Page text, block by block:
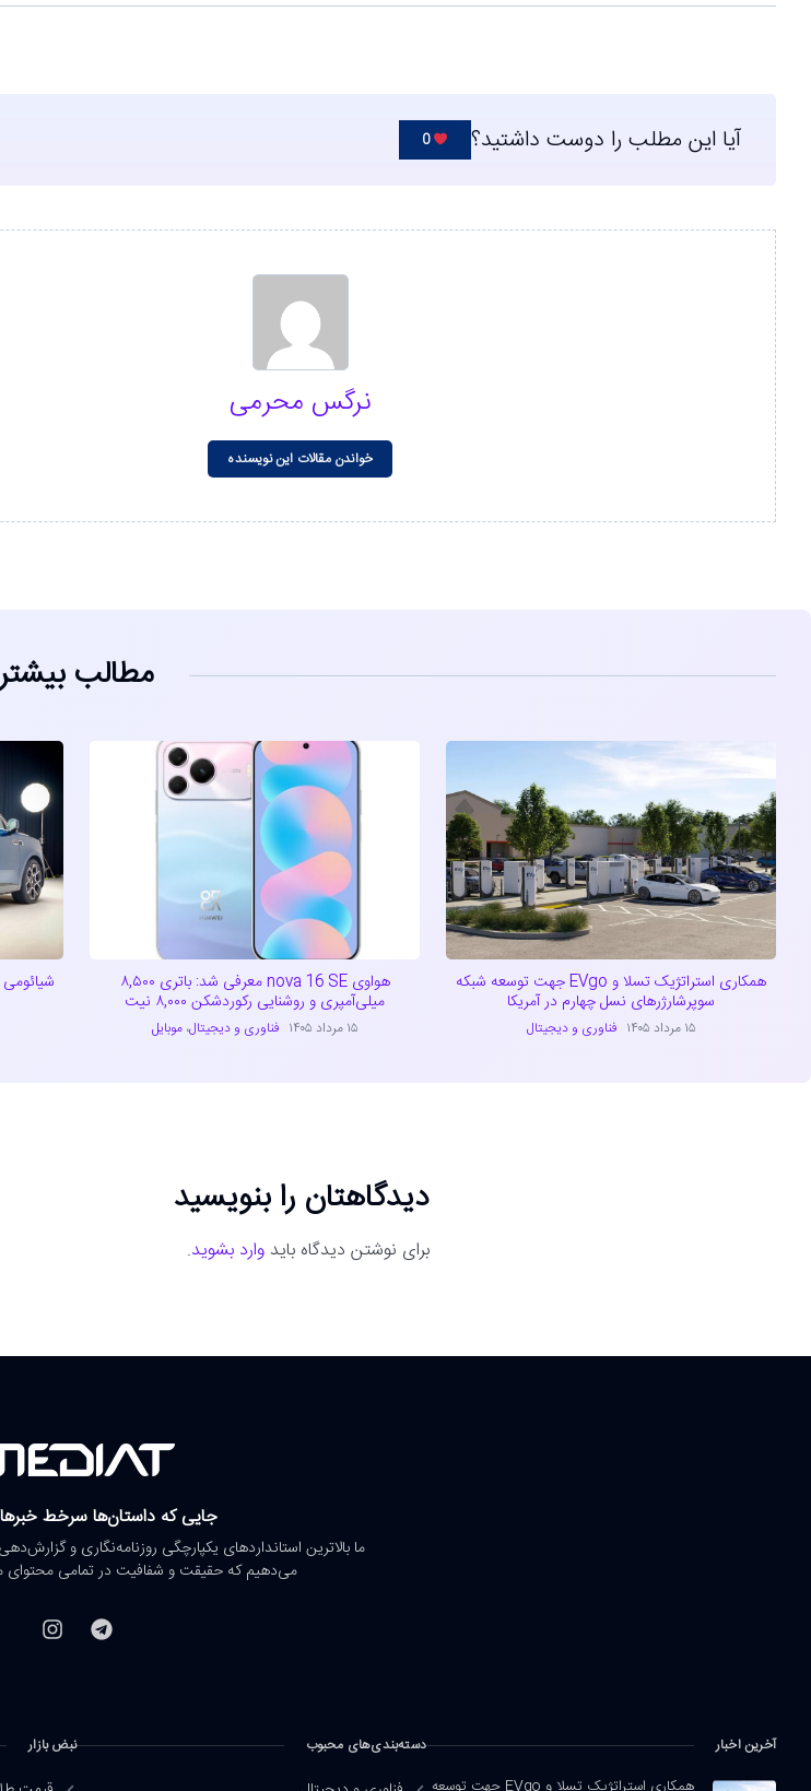
آیا این مطلب را دوست داشتید؟ 0
نرگس محرمی
خواندن مقالات این نویسنده
مطالب بیشتر
همکاری استراتژیک تسلا و EVgo جهت توسعه شبکه
سوپرشارژرهای نسل چهارم در آمریکا
۱۵ مرداد ۱۴۰۵ فناوری و دیجیتال
هواوی nova 16 SE معرفی شد: باتری ۸,۵۰۰
میلی‌آمپری و روشنایی رکوردشکن ۸,۰۰۰ نیت
۱۵ مرداد ۱۴۰۵ فناوری و دیجیتال،موبایل
دیدگاهتان را بنویسید
برای نوشتن دیدگاه بایدوارد بشوید.
جایی که داستان‌ها سرخط
ما بالاترین استانداردهای یکپارچگی روزنامه‌نگاری و
می‌دهیم که حقیقت و شفافیت در تمامی محتوای
آخرین اخبار دسته‌بندی‌های محبوب نبض بازار